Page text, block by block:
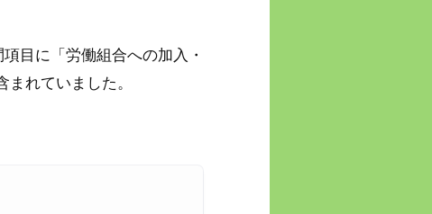
目に「労働組合への加入・
れていました。